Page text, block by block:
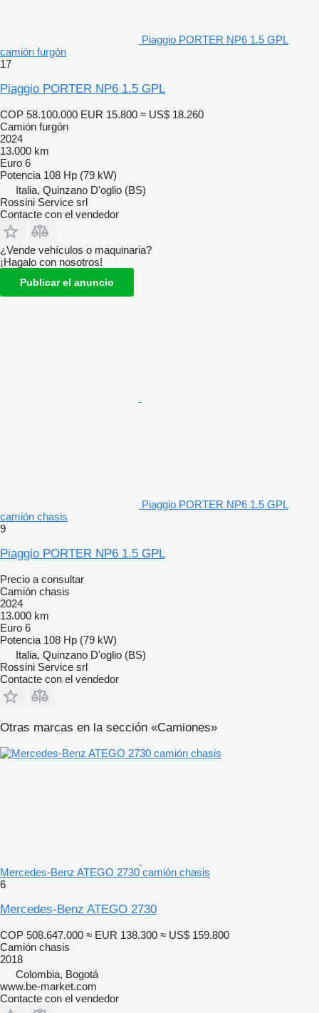
Piaggio PORTER NP6 1.5 GPL
camión furgón
17
Piaggio PORTER NP6 1.5 GPL
COP 58.100.000 EUR 15.800 ≈ US$ 18.260
Camión furgón
2024
13.000 km
Euro 6
Potencia 108 Hp (79 kW)
Italia, Quinzano D'oglio (BS)
Rossini Service srl
Contacte con el vendedor
¿Vende vehículos o maquinaria?
¡Hagalo con nosotros!
Publicar el anuncio
Piaggio PORTER NP6 1.5 GPL
camión chasis
9
Piaggio PORTER NP6 1.5 GPL
Precio a consultar
Camión chasis
2024
13.000 km
Euro 6
Potencia 108 Hp (79 kW)
Italia, Quinzano D'oglio (BS)
Rossini Service srl
Contacte con el vendedor
Otras marcas en la sección «Camiones»
Mercedes-Benz ATEGO 2730 camión chasis
6
Mercedes-Benz ATEGO 2730
COP 508.647.000 ≈ EUR 138.300 ≈ US$ 159.800
Camión chasis
2018
Colombia, Bogotá
www.be-market.com
Contacte con el vendedor